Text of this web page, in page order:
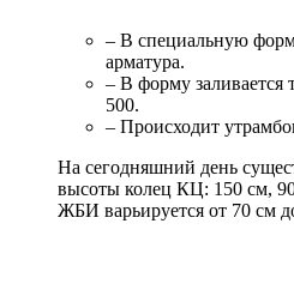
– В специальную
арматура.
– В форму
500.
– Происходит
На сегодняшний день
высоты колец КЦ: 150 см,
ЖБИ варьируется от 70 см